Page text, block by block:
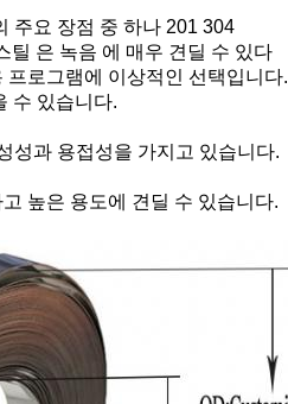
주요 장점 중 하나 201 304
틸 은 녹음 에 매우 견딜 수 있다
로그램에 이상적인 선택입니다.
수 있습니다.
성과 용접성을 가지고 있습니다.
높은 용도에 견딜 수 있습니다.